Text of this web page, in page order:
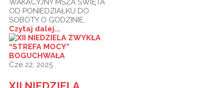
WAKACYJNY MSZA ŚWIĘTA
OD PONIEDZIAŁKU DO
SOBOTY O GODZINIE…
Czytaj dalej...
Cze 22, 2025